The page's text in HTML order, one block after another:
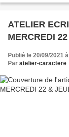
ATELIER
MERCREDI
Publié le 20/09/2021
Par atelier-caractere